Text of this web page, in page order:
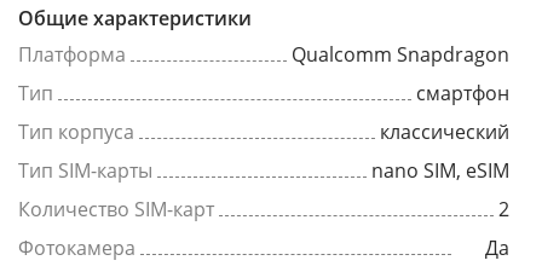
Общие характеристики
Платформа
Qualcomm Snapdragon
Тип
смартфон
Тип корпуса
классический
Тип SIM-карты
nano SIM, eSIM
Количество SIM-карт
2
Фотокамера
Да